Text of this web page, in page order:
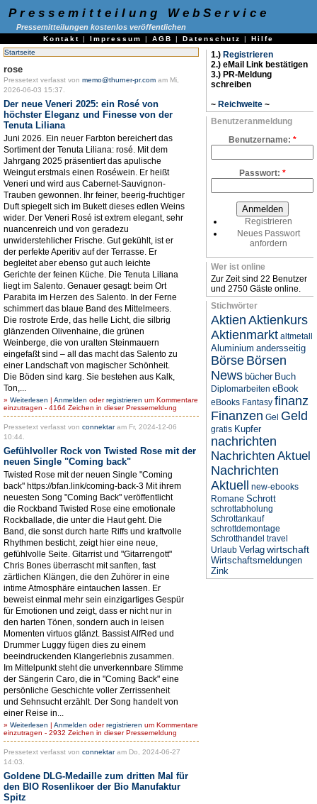
Pressemitteilung WebService
Pressemitteilungen kostenlos veröffentlichen
Kontakt | Impressum | AGB | Datenschutz | Hilfe
Startseite
rose
Pressetext verfasst von memo@thurner-pr.com am Mi,
2026-06-03 15:37.
Der neue Veneri 2025: ein Rosé von
höchster Eleganz und Finesse von der
Tenuta Liliana
Juni 2026. Ein neuer Farbton bereichert das
Sortiment der Tenuta Liliana: rosé. Mit dem
Jahrgang 2025 präsentiert das apulische
Weingut erstmals einen Roséwein. Er heißt
Veneri und wird aus Cabernet-Sauvignon-
Trauben gewonnen. Ihr feiner, beerig-fruchtiger
Duft spiegelt sich im Bukett dieses edlen Weins
wider. Der Veneri Rosé ist extrem elegant, sehr
nuancenreich und von geradezu
unwiderstehlicher Frische. Gut gekühlt, ist er
der perfekte Aperitiv auf der Terrasse. Er
begleitet aber ebenso gut auch leichte
Gerichte der feinen Küche. Die Tenuta Liliana
liegt im Salento. Genauer gesagt: beim Ort
Parabita im Herzen des Salento. In der Ferne
schimmert das blaue Band des Mittelmeers.
Die rostrote Erde, das helle Licht, die silbrig
glänzenden Olivenhaine, die grünen
Weinberge, die von uralten Steinmauern
eingefaßt sind – all das macht das Salento zu
einer Landschaft von magischer Schönheit.
Die Böden sind karg. Sie bestehen aus Kalk,
Ton,...
» Weiterlesen | Anmelden oderregistrieren um Kommentare
einzutragen - 4164 Zeichen in dieser Pressemeldung
Pressetext verfasst von connektaram Fr, 2024-12-06
10:44.
Gefühlvoller Rock von Twisted Rose mit der
neuen Single "Coming back"
Twisted Rose mit der neuen Single "Coming
back" https://bfan.link/coming-back-3 Mit ihrem
neuesten Song "Coming Back" veröffentlicht
die Rockband Twisted Rose eine emotionale
Rockballade, die unter die Haut geht. Die
Band, die sonst durch harte Riffs und kraftvolle
Rhythmen besticht, zeigt hier eine neue,
gefühlvolle Seite. Gitarrist und "Gitarrengott"
Chris Bones überrascht mit sanften, fast
zärtlichen Klängen, die den Zuhörer in eine
intime Atmosphäre eintauchen lassen. Er
beweist einmal mehr sein einzigartiges Gespür
für Emotionen und zeigt, dass er nicht nur in
den harten Tönen, sondern auch in leisen
Momenten virtuos glänzt. Bassist AlfRed und
Drummer Luggy fügen dies zu einem
beeindruckenden Klangerlebnis zusammen.
Im Mittelpunkt steht die unverkennbare Stimme
der Sängerin Caro, die in "Coming Back" eine
persönliche Geschichte voller Zerrissenheit
und Sehnsucht erzählt. Der Song handelt von
einer Reise in...
» Weiterlesen | Anmelden oderregistrieren um Kommentare
einzutragen - 2932 Zeichen in dieser Pressemeldung
Pressetext verfasst von connektaram Do, 2024-06-27
14:03.
Goldene DLG-Medaille zum dritten Mal für
den BIO Rosenlikoer der Bio Manufaktur
Spitz
1.) Registrieren
2.) eMail Link bestätigen
3.) PR-Meldung
schreiben
~ Reichweite ~
Benutzeranmeldung
Benutzername: *
Passwort: *
Registrieren
Neues Passwort
anfordern
Wer ist online
Zur Zeit sind 22 Benutzer
und 2750 Gäste online.
Stichwörter
Aktien Aktienkurs
Aktienmarkt altmetall
Aluminium andersseitig
Börse Börsen
News bücher Buch
Diplomarbeiten eBook
eBooks Fantasy finanz
Finanzen Gel Geld
gratis Kupfer
nachrichten
Nachrichten Aktuel
Nachrichten
Aktuell
new-ebooks
Romane Schrott
schrottabholung
Schrottankauf
schrottdemontage
Schrotthandel travel
Urlaub Verlag wirtschaft
Wirtschaftsmeldungen
Zink